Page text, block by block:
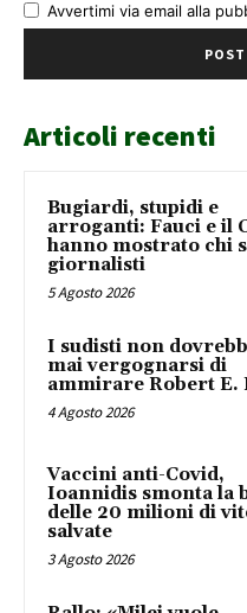
Avvertimi via email alla
Articoli recenti
Bugiardi, stupidi e
arroganti: Fauci e il
hanno mostrato chi
giornalisti
5 Agosto 2026
I sudisti non
mai vergognarsi di
ammirare Robert E.
4 Agosto 2026
Vaccini anti-Covid,
Ioannidis smonta la
delle 20 milioni di
salvate
3 Agosto 2026